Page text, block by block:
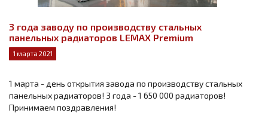
3 года заводу по производству стальных
панельных радиаторов LEMAX Premium
1 марта 2021
1 марта - день открытия завода по производству стальных
панельных радиаторов! 3 года - 1 650 000 радиаторов!
Принимаем поздравления!